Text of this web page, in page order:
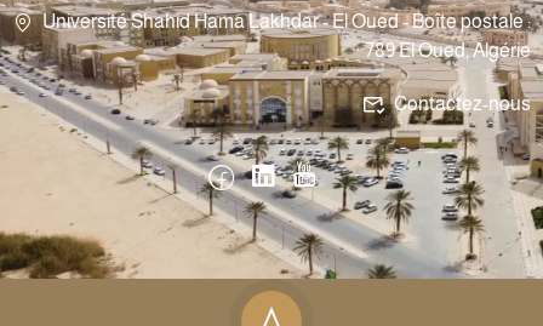
Université Shahid Hama Lakhdar - El Oued - Boîte postale :
789 El Oued, Algérie
Contactez-nous